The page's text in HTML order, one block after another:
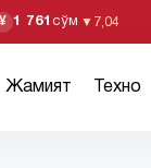
¥ 1 761 сўм ▼ 7,04
Жамият Техно